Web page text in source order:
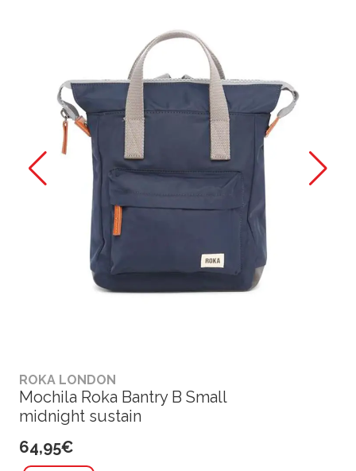
ROKA LONDON
Mochila Roka Bantry B Small
midnight sustain
64,95€